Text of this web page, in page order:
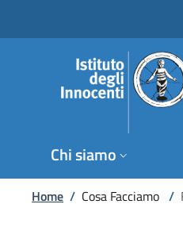
Chi siamo
Briciole di
Home / Cosa Facciamo /